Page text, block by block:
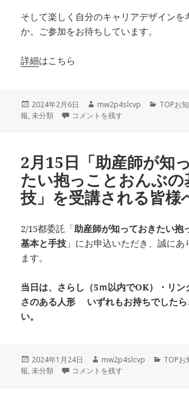
そして楽しく自分のキャリアデザインを
か。ご参加をお待ちしています。
詳細はこちら
投
稿
2024年2月6日
作
成
mw2p4slcvp
カ
TOPお
報,未分類 キャリア研修「自分のキャリアデ
コメントを残す
2月15日「助産師が知
たい抱っことおんぶの
技」を受講される皆様
2/15都委託「助産師が知っておきたい抱
基本と手技 」にお申込いただき、誠にあ
ます。
当日は、さらし（5ｍ以内でOK）・リン
さのある人形
いずれもお持ちでしたら
い。
投
稿
2024年1月24日
作
成
mw2p4slcvp
カ
TOPお
報,未分類 2月15日「助産師が知っておきた
コメントを残す